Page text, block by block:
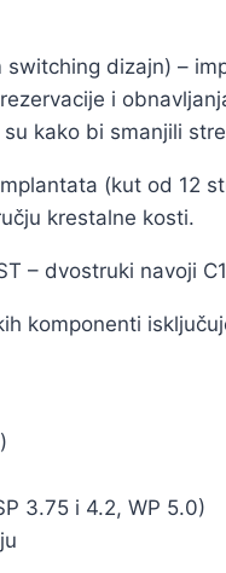
switching dizajn) –
i
kako bi smanjili
(kut od
krestalne kosti.
– dvostruki
komponenti
3.75 i 4.2, WP 5.0)